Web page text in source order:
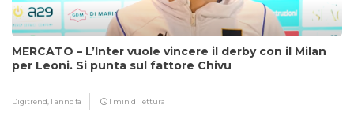
MERCATO – L’Inter vuole vincere il derby con il Milan
per Leoni. Si punta sul fattore Chivu
Digitrend,1 anno fa 1 min di lettura